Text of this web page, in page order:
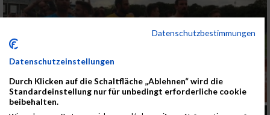
Datenschutzbestimmungen
Datenschutzeinstellungen
Durch Klicken auf die Schaltfläche „Ablehnen“ wird die
Standardeinstellung nur für unbedingt erforderliche cookie
beibehalten.